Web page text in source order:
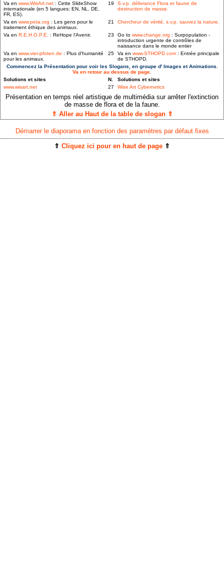
Va en www.WisArt.net : Cette SlideShow
internationale (en 5 langues: EN, NL, DE,
FR, ES).
19
S.v.p. délivrance Flora et faune de
destruction de masse.
Va en www.peta.org : Les gens pour le
traitement éthique des animaux.
21 Chercheur de vérité, s.v.p. sauvez la nature.
Va en R.E.H.O.P.E. : ReHope l'Avenir. 23 Go to www.change.org : Surpopulation -
introduction urgente de contrôles de
naissance dans le monde entier
Va en www.vier-pfoten.de : Plus d'humanité
pour les animaux.
25 Va en www.STHOPD.com : Entrée principale
de STHOPD.
Commencez la Présentation pour voir les Slogans, en groupe d' Images et Animations.
Va en retour au dessus de page.
Solutions et sites
N.
Solutions et sites
www.wisart.net
27 Wise Art Cybernetics
Présentation en temps réel artistique de multimédia sur arrêter l'extinction
de masse de flora et de la faune.
⇑ Aller au Haut de la table de slogan ⇑
Démarrer le diaporama en fonction des paramètres par défaut fixes
⇑ Cliquez ici pour en haut de page ⇑